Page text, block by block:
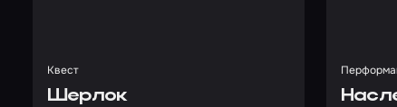
Квест
Шерлок